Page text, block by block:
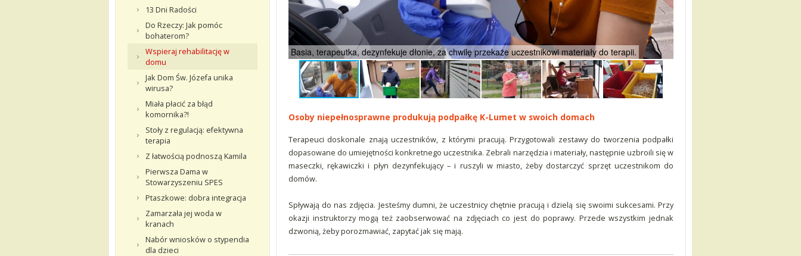
13 Dni Radości
Do Rzeczy: Jak pomóc
bohaterom?
Wspieraj rehabilitację w
domu
Jak Dom Św. Józefa unika
wirusa?
Miała płacić za błąd
komornika?!
Stoły z regulacją: efektywna
terapia
Z łatwością podnoszą Kamila
Pierwsza Dama w
Stowarzyszeniu SPES
Ptaszkowe: dobra integracja
Zamarzała jej woda w
kranach
Nabór wniosków o stypendia
dla dzieci
Basia, terapeutka, dezynfekuje dłonie, za chwilę przekaże uczestnikowi materiały do terapii.
Osoby niepełnosprawne produkują podpałkę K-Lumet w swoich domach
Terapeuci doskonale znają uczestników, z którymi pracują. Przygotowali zestawy do tworzenia podpałki
dopasowane do umiejętności konkretnego uczestnika. Zebrali narzędzia i materiały, następnie uzbroili się w
maseczki, rękawiczki i płyn dezynfekujący – i ruszyli w miasto, żeby dostarczyć sprzęt uczestnikom do
domów.
Spływają do nas zdjęcia. Jesteśmy dumni, że uczestnicy chętnie pracują i dzielą się swoimi sukcesami. Przy
okazji instruktorzy mogą też zaobserwować na zdjęciach co jest do poprawy. Przede wszystkim jednak
dzwonią, żeby porozmawiać, zapytać jak się mają.